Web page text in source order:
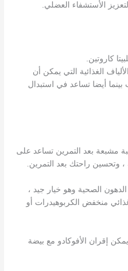
الأستشفاء العضلي.
كاروتين.
الغذائية التي يمكن أن
أيضا تساعد في استبدال
مشبعة بعد التمرين تساعد على
راحتك بعد التمرين.
الصحية وهو خيار جيد ،
منخفض الكربوهيدرات أو
إقران الأفوكادو مع بيضة